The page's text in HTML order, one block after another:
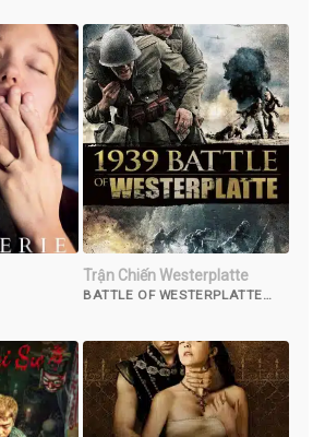
Trận Chiến Westerplatte
BATTLE OF WESTERPLATTE